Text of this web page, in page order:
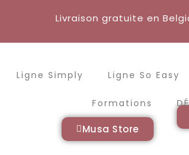
Livraison gratuite en
Ligne Simply Ligne So Easy
Formations
Musa Store